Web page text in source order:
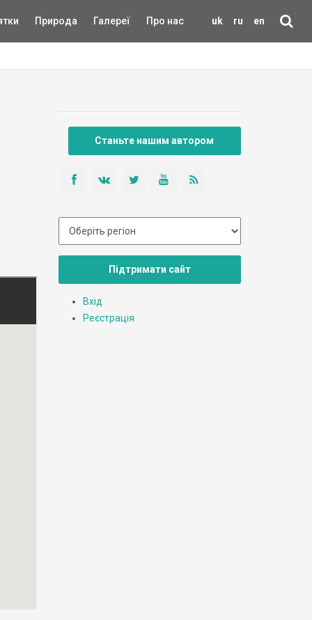
uk ru en
Природа Галереї Про нас
Станьте нашим автором
Підтримати сайт
Вхід
Реєстрація